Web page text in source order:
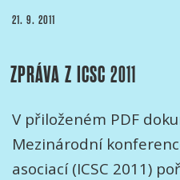
PUBLIKOVÁNO
21. 9. 2011
ZPRÁVA Z ICSC 2011
V přiloženém PDF
Mezinárodní
asociací (ICSC 2011)